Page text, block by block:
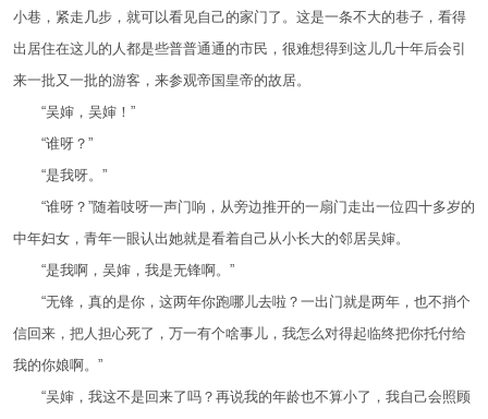
小巷，紧走几步，就可以看见自己的家门了。这是一条不大的巷子，看得
出居住在这儿的人都是些普普通通的市民，很难想得到这儿几十年后会引
来一批又一批的游客，来参观帝国皇帝的故居。
“吴婶，吴婶！”
“谁呀？”
“是我呀。”
“谁呀？”随着吱呀一声门响，从旁边推开的一扇门走出一位四十多岁的
中年妇女，青年一眼认出她就是看着自己从小长大的邻居吴婶。
“是我啊，吴婶，我是无锋啊。”
“无锋，真的是你，这两年你跑哪儿去啦？一出门就是两年，也不捎个
信回来，把人担心死了，万一有个啥事儿，我怎么对得起临终把你托付给
我的你娘啊。”
“吴婶，我这不是回来了吗？再说我的年龄也不算小了，我自己会照顾